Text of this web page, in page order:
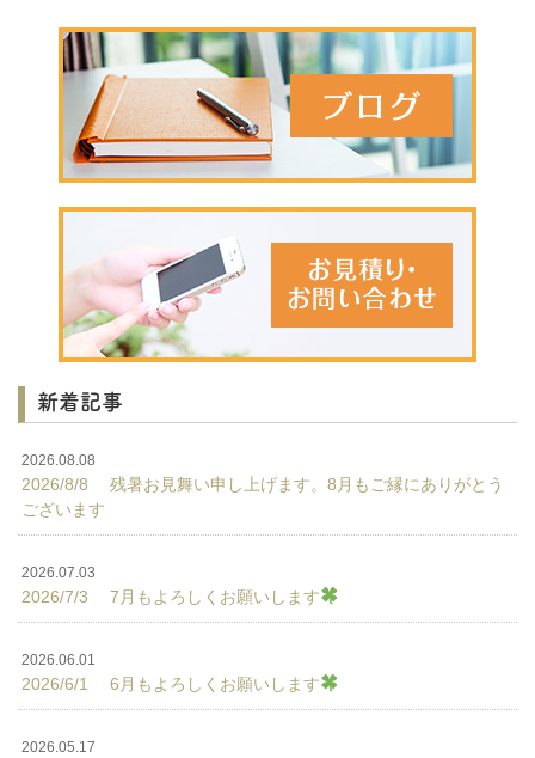
新着記事
2026.08.08
2026/8/8 残暑お見舞い申し上げます。8月もご縁にありがとう
ございます
2026.07.03
2026/7/3 7月もよろしくお願いします
2026.06.01
2026/6/1 6月もよろしくお願いします
2026.05.17